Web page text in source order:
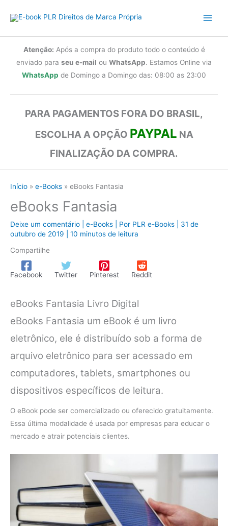
para
Atenção: Após a compra do produto todo o conteúdo é
enviado para seu e-mail ou WhatsApp. Estamos Online via
WhatsApp de Domingo a Domingo das: 08:00 as 23:00
PARA PAGAMENTOS FORA DO BRASIL,
ESCOLHA A OPÇÃO PAYPAL NA
FINALIZAÇÃO DA COMPRA.
Início e-Books eBooks Fantasia
eBooks Fantasia
Deixe um comentário e-Books | Por PLR e-Books
31 de
outubro de 2019
10 minutos de leitura
Compartilhe
Facebook Twitter Pinterest Reddit
eBooks Fantasia Livro Digital
eBooks Fantasia um eBook é um livro
eletrônico, ele é distribuído sob a forma de
arquivo eletrônico para ser acessado em
computadores, tablets, smartphones ou
dispositivos específicos de leitura.
O eBook pode ser comercializado ou oferecido gratuitamente.
Essa última modalidade é usada por empresas para educar o
mercado e atrair potenciais clientes.